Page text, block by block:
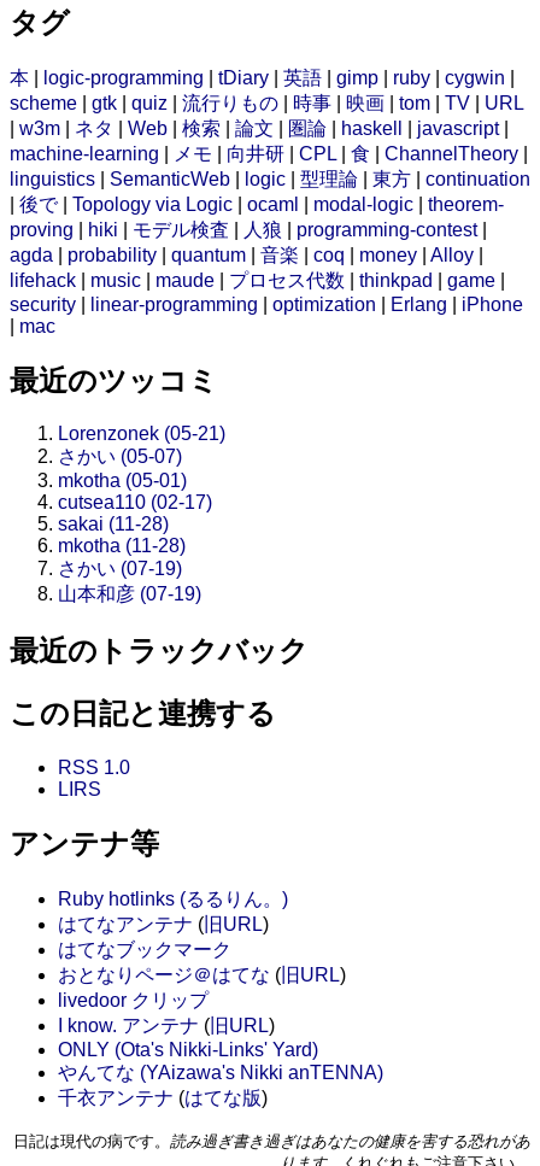
タグ
本 logic-programming tDiary 英語 gimp ruby cygwin
scheme
gtk quiz 流行りもの 時事 映画 tom TV
URL
w3m ネタ Web 検索 論文 圏論 haskell javascript|
machine-learning
メモ 向井研 CPL 食 ChannelTheory
linguistics
SemanticWeb logic 型理論 東方
continuation
後で| Topology via Logic ocaml modal-logic
theorem-
proving
hiki モデル検査 人狼 programming-contest|
agda
probability quantum 音楽 coq money Alloy
lifehack
music maude プロセス代数 thinkpad game
security
linear-programming optimization Erlang
iPhone
mac
最近のツッコミ
Lorenzonek (05-21)
さかい (05-07)
mkotha (05-01)
cutsea110 (02-17)
sakai (11-28)
mkotha (11-28)
さかい (07-19)
山本和彦 (07-19)
最近のトラックバック
この日記と連携する
RSS 1.0
LIRS
アンテナ等
Ruby hotlinks (るるりん。)
はてなアンテナ ( 旧URL)
はてなブックマーク
おとなりページ＠はてな ( 旧URL)
livedoor クリップ
I know. アンテナ ( 旧URL)
ONLY (Ota's Nikki-Links' Yard)
やんてな (YAizawa's Nikki anTENNA)
千衣アンテナ (はてな版)
日記は現代の病です。 読み過ぎ書き過ぎはあなたの健康を害する恐れがあ